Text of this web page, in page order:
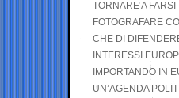
TORNARE A FARSI
FOTOGRAFARE
CHE DI
INTERESSI
IMPORTANDO IN
UN’AGENDA